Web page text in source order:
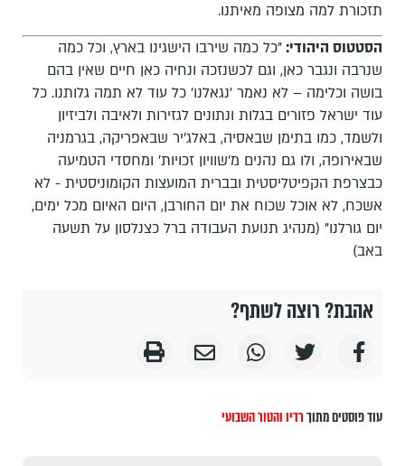
תזכורת למה מצופה מאיתנו.
הסטטוס היהודי:"כל כמה שירבו הישגינו בארץ, וכל כמה
שנרבה ונגבר כאן, וגם לכשנזכה ונחיה כאן חיים שאין בהם
בושה וכלימה – לא נאמר 'נגאלנו' כל עוד לא תמה גלותנו. כל
עוד ישראל פזורים בגלות ונתונים לגזירות ולאיבה ולביזיון
ולשמד, כמו בתימן שבאסיה, באלג'יר שבאפריקה, בגרמניה
שבאירופה, ולו גם נהנים מ'שוויון זכויות' ומחסדי הטמיעה
כבצרפת הקפיטליסטית ובברית המועצות הקומוניסטית - לא
אשכח, לא אוכל שכוח את יום החורבן, היום האיום מכל ימים,
יום גורלנו" (מנהיג תנועת העבודה ברל כצנלסון על תשעה
באב)
אהבת? רוצה לשתף?
עוד פוסטים מתוךרדיו והטור השבועי